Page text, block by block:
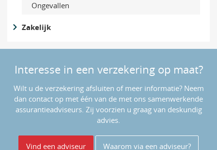
Ongevallen
Zakelijk
Interesse in een verzekering op maat?
Wilt u de verzekering afsluiten of meer informatie? Neem
dan contact op met één van de met ons samenwerkende
assurantieadviseurs. Zij voorzien u graag van deskundig
advies.
Vind een adviseur Waarom via een adviseur?